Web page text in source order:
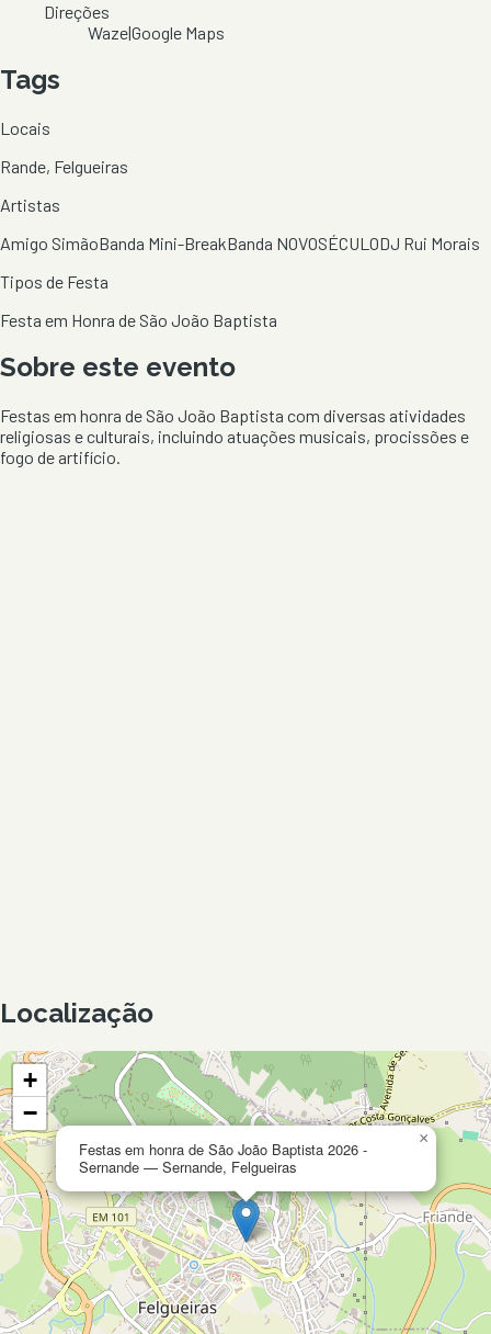
Direções
Waze|Google Maps
Tags
Locais
Rande, Felgueiras
Artistas
Amigo SimãoBanda Mini-BreakBanda NOVOSÉCULODJ Rui Morais
Tipos de Festa
Festa em Honra de São João Baptista
Sobre este evento
Festas em honra de São João Baptista com diversas atividades
religiosas e culturais, incluindo atuações musicais, procissões e
fogo de artifício.
Localização
Festas em honra de São João Baptista 2026 -
Sernande — Sernande, Felgueiras
×
+
−